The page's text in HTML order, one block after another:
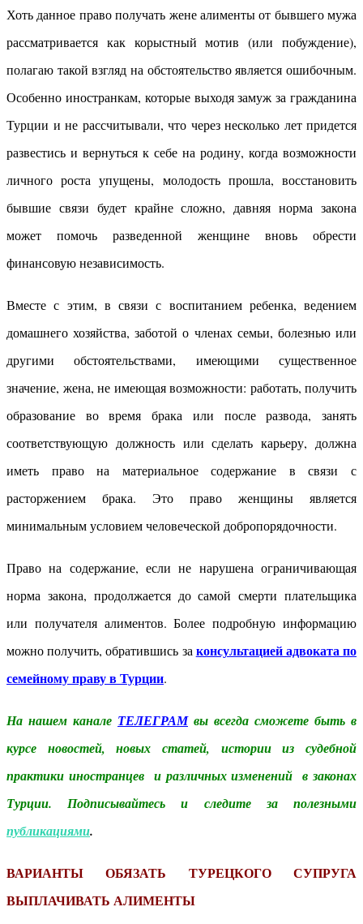
Хоть данное право получать жене алименты от бывшего мужа
рассматривается как корыстный мотив (или побуждение),
полагаю такой взгляд на обстоятельство является ошибочным.
Особенно иностранкам, которые выходя замуж за гражданина
Турции и не рассчитывали, что через несколько лет придется
развестись и вернуться к себе на родину, когда возможности
личного роста упущены, молодость прошла, восстановить
бывшие связи будет крайне сложно, давняя норма закона
может помочь разведенной женщине вновь обрести
финансовую независимость.
Вместе с этим, в связи с воспитанием ребенка, ведением
домашнего хозяйства, заботой о членах семьи, болезнью или
другими обстоятельствами, имеющими существенное
значение, жена, не имеющая возможности: работать, получить
образование во время брака или после развода, занять
соответствующую должность или сделать карьеру, должна
иметь право на материальное содержание в связи с
расторжением брака. Это право женщины является
минимальным условием человеческой добропорядочности.
Право на содержание, если не нарушена ограничивающая
норма закона, продолжается до самой смерти плательщика
или получателя алиментов.Более подробную информацию
можно получить, обратившись за консультацией адвоката по
семейному праву в Турции.
На нашем канале ТЕЛЕГРАМ вы всегда сможете быть в
курсе новостей, новых статей, истории из судебной
практики иностранцев и различных изменений в законах
Турции. Подписывайтесь и следите за полезными
публикациями.
ВАРИАНТЫ ОБЯЗАТЬ ТУРЕЦКОГО СУПРУГА
ВЫПЛАЧИВАТЬ АЛИМЕНТЫ